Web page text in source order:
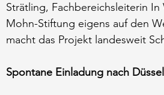
Strätling, Fachbereichsleiterin
Mohn-Stiftung eigens auf den
macht das Projekt landesweit
Spontane Einladung nach